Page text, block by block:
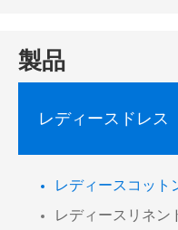
製品
レディースドレス
レディースコット
レディースリネン